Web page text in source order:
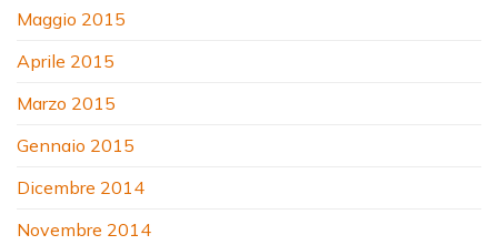
Maggio 2015
Aprile 2015
Marzo 2015
Gennaio 2015
Dicembre 2014
Novembre 2014